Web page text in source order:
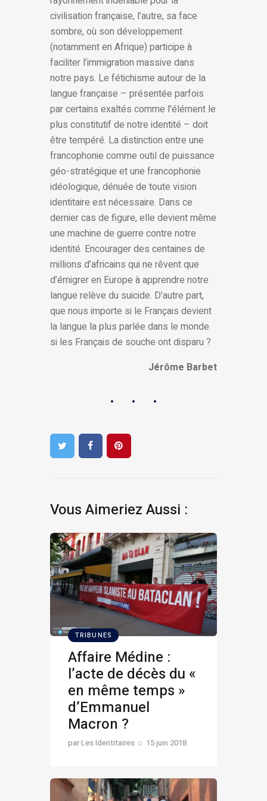
civilisation française, l’autre, sa face
sombre, où son développement
(notamment en Afrique) participe à
faciliter l’immigration massive dans
notre pays. Le fétichisme autour de la
langue française – présentée parfois
par certains exaltés comme l’élément le
plus constitutif de notre identité – doit
être tempéré. La distinction entre une
francophonie comme outil de puissance
géo-stratégique et une francophonie
idéologique, dénuée de toute vision
identitaire est nécessaire. Dans ce
dernier cas de figure, elle devient même
une machine de guerre contre notre
identité. Encourager des centaines de
millions d’africains qui ne rêvent que
d’émigrer en Europe à apprendre notre
langue relève du suicide. D’autre part,
que nous importe si le Français devient
la langue la plus parlée dans le monde
si les Français de souche ont disparu ?
Jérôme Barbet
Vous Aimeriez Aussi :
TRIBUNES
Affaire Médine :
l’acte de décès du «
en même temps »
d’Emmanuel
Macron ?
parLes Identitaires 15 juin 2018